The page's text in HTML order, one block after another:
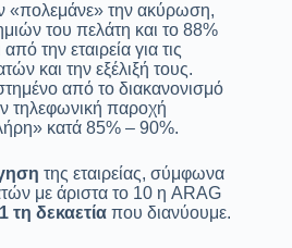
«πολεμάνε» την ακύρωση,
του πελάτη και το 88%
την εταιρεία για τις
και την εξέλιξή τους.
από το διακανονισμό
τηλεφωνική παροχή
κατά 85% – 90%.
της εταιρείας, σύμφωνα
με άριστα το 10 η ARAG
τη δεκαετία που διανύουμε.